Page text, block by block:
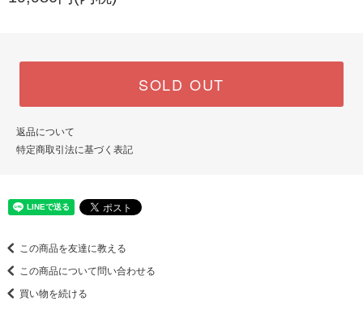
SOLD OUT
返品について
特定商取引法に基づく表記
この商品を友達に教える
この商品について問い合わせる
買い物を続ける